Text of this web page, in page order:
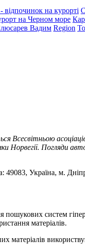
відпочинок на курорті
на Черном море
Вадим Region
Всесвітньою
Норвегії. Погляди
49083, Україна, м.
пошукових систем
матеріалів.
матеріалів